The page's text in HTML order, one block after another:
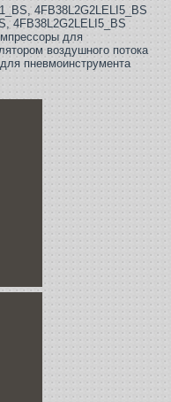
4FB38L2G2LELI5_BS
4FB38L2G2LELI5_BS
для
воздушного потока
пневмоинструмента